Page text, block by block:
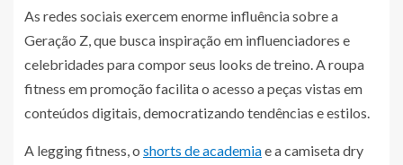
As redes sociais exercem enorme influência sobre a
Geração Z, que busca inspiração em influenciadores e
celebridades para compor seus looks de treino. A roupa
fitness em promoção facilita o acesso a peças vistas em
conteúdos digitais, democratizando tendências e estilos.
A legging fitness, o shorts de academiae a camiseta dry